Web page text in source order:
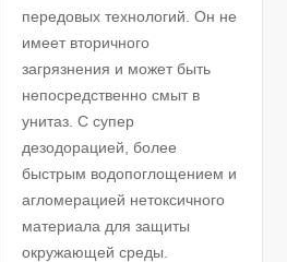
передовых технологий. Он не
имеет вторичного
загрязнения и может быть
непосредственно смыт в
унитаз. С супер
дезодорацией, более
быстрым водопоглощением и
агломерацией нетоксичного
материала для защиты
окружающей среды.